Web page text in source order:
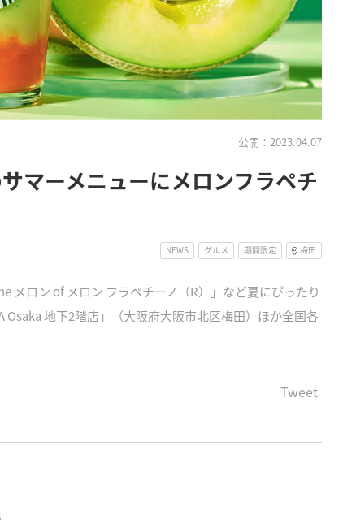
公開：2023.04.07
マーメニューにメロンフラペチ
NEWS グルメ 期間限定 梅田
メロン of メロン フラペチーノ（R）」など夏にぴったり
地下2階店」（大阪府大阪市北区梅田）ほか全国各
Tweet